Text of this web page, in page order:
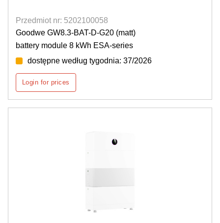
Przedmiot nr: 5202100058
Goodwe GW8.3-BAT-D-G20 (matt)
battery module 8 kWh ESA-series
dostępne według tygodnia: 37/2026
Login for prices